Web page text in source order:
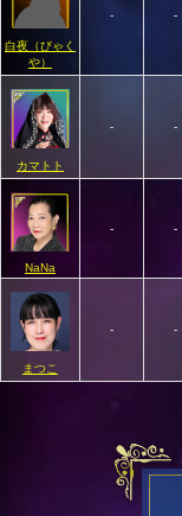
白夜（びゃく
や）
- -
カマトト
- -
NaNa
- -
まつこ
- -